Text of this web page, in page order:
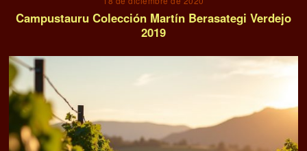
Campustauru Colección Martín Berasategi Verdejo
2019